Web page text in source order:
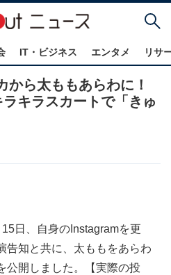
IT・ビジネス エンタメ リサ
から太ももあらわに！
キラスカートで「きゅ
日、自身のInstagramを更
告知と共に、太ももをあらわ
公開しました。【実際の投